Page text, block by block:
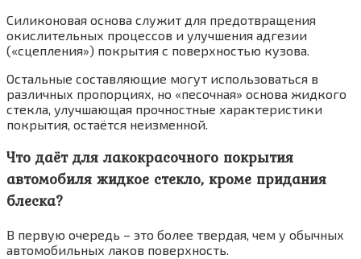
Силиконовая основа служит для предотвращения
окислительных процессов и улучшения адгезии
(«сцепления») покрытия с поверхностью кузова.
Остальные составляющие могут использоваться в
различных пропорциях, но «песочная» основа жидкого
стекла, улучшающая прочностные характеристики
покрытия, остаётся неизменной.
Что даёт для лакокрасочного покрытия
автомобиля жидкое стекло, кроме придания
блеска?
В первую очередь – это более твердая, чем у обычных
автомобильных лаков поверхность.